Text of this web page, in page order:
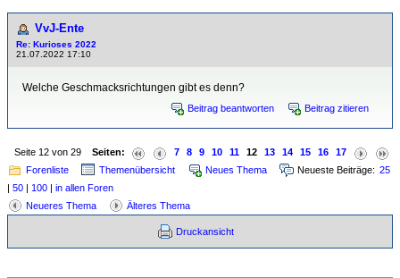
VvJ-Ente
Re: Kurioses 2022
21.07.2022 17:10
Welche Geschmacksrichtungen gibt es denn?
Beitrag beantworten Beitrag zitieren
Seite 12 von 29 Seiten: 7 8 9 10 11 12 13 14 15 16
17
Forenliste
Themenübersicht Neues Thema Neueste Beiträge: 25
| 50 | 100 | in allen Foren
Neueres Thema
Älteres Thema
Druckansicht